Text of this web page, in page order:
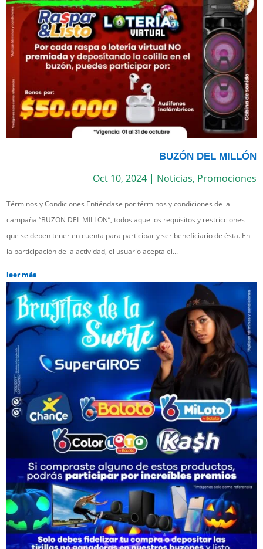
BUZÓN DEL MILLÓN
Oct 10, 2024| Noticias, Promociones
Términos y Condiciones Entiéndase por términos y condiciones de la
campaña “BUZON DEL MILLON”, todos aquellos requisitos y restricciones
que se deben tener en cuenta para participar y ser beneficiario de ésta. En
la participación de la actividad, el usuario acepta el...
leer más